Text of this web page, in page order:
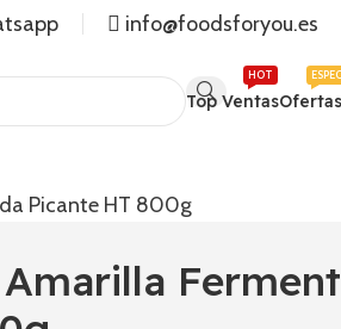
info@foodsforyou.es
Top Ventas
HOT
Ofertas
Picante HT 800g